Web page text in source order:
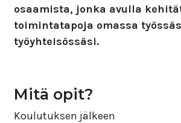
osaamista, jonka avulla
toimintatapoja omassa
työyhteisössäsi.
Mitä opit?
Koulutuksen jälkeen